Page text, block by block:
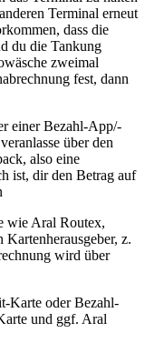
Terminal erneut
dass die
du die Tankung
zweimal
fest, dann
einer Bezahl-App/-
über den
also eine
ist, dir den Betrag auf
wie Aral Routex,
z.
wird über
Karte oder Bezahl-
und ggf. Aral